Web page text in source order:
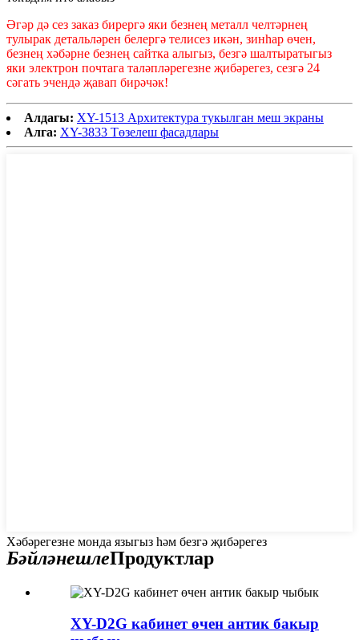
Әгәр дә сез заказ бирергә яки безнең металл челтәрнең
тулырак детальләрен белергә телисез икән, зинһар өчен,
безнең хәбәрне безнең сайтка алыгыз, безгә шалтыратыгыз
яки электрон почтага таләпләрегезне җибәрегез, сезгә 24
сәгать эчендә җавап бирәчәк!
Алдагы: XY-1513 Архитектура тукылган меш экраны
Алга: XY-3833 Төзелеш фасадлары
Хәбәрегезне монда языгыз һәм безгә җибәрегез
БәйләнешлеПродуктлар
XY-D2G кабинет өчен антик бакыр